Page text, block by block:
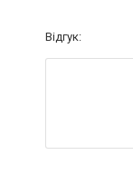
Відгук: